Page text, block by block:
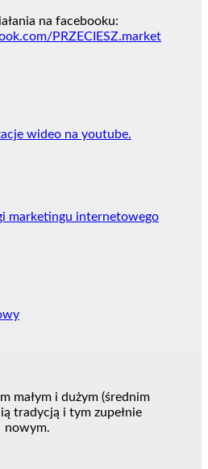
na facebooku:
PRZECIESZ.market
wideo na youtube.
marketingu internetowego
małym i dużym (średnim
tradycją i tym zupełnie
nowym.